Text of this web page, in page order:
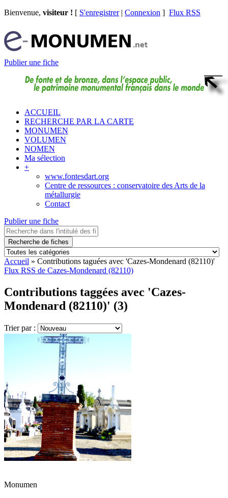
Bienvenue, visiteur ! [ S'enregistrer| Connexion ] Flux RSS
Publier une fiche
ACCUEIL
RECHERCHE PAR LA CARTE
MONUMEN
VOLUMEN
NOMEN
Ma sélection
+
www.fontesdart.org
Centre de ressources : conservatoire des Arts de la
métallurgie
Contact
Publier une fiche
Recherche de fiches
Accueil » Contributions taguées avec 'Cazes-Mondenard (82110)'
Flux RSS de Cazes-Mondenard (82110)
Contributions taggées avec 'Cazes-
Mondenard (82110)' (3)
Trier par :
Monumen